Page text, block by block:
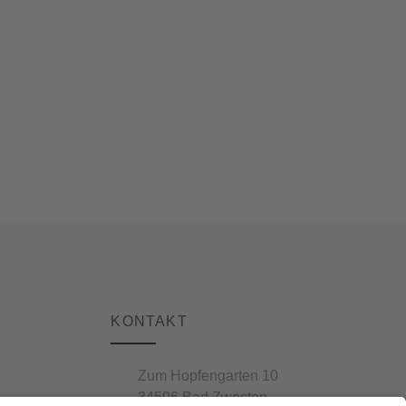
KONTAKT
Zum Hopfengarten 10
34596 Bad Zwesten